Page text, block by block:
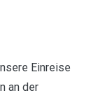
Einreise
an der